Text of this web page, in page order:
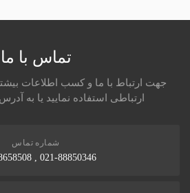
تماس با ما
جهت ارتباط با ما و کسب اطلاعات
ارتباطی استفاده نمایید یا به
شماره تماس
021-88850346 , 021-88658508